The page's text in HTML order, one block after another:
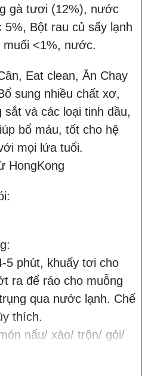
gà tươi (12%), nước
5%, Bột rau củ sấy lạnh
muối <1%, nước.
Eat clean, Ăn Chay
sung nhiều chất xơ,
và các loại tinh dầu,
bổ máu, tốt cho hệ
mọi lứa tuổi.
HongKong
5 phút, khuấy tơi cho
ra để ráo cho muỗng
qua nước lạnh. Chế
thích.
nấu/ xào/ trộn/ gỏi/